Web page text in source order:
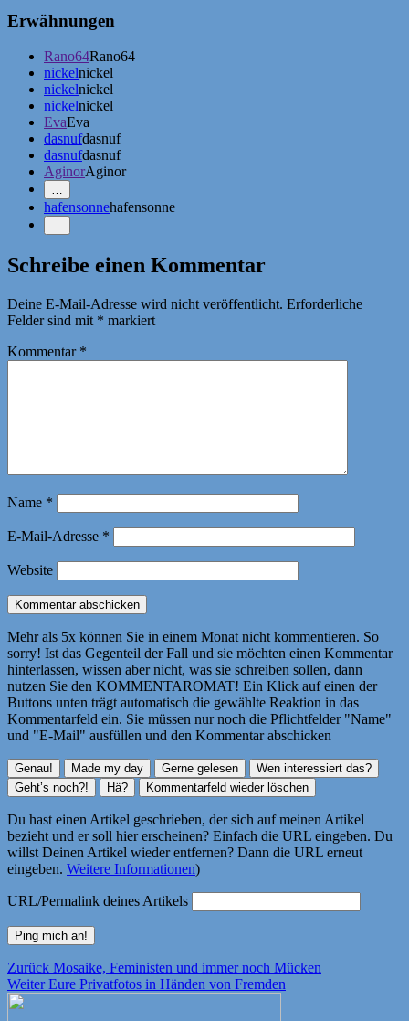
Erwähnungen
Rano64Rano64
nickelnickel
nickelnickel
nickelnickel
EvaEva
dasnufdasnuf
dasnufdasnuf
AginorAginor
Erwähnungen
zeigen
hafensonnehafensonne
Erwähnungen
Schreibe einen Kommentar
Deine E-Mail-Adresse wird nicht veröffentlicht. Erforderliche
Felder sind mit * markiert
Kommentar *
Name *
E-Mail-Adresse *
Website
Mehr als 5x können Sie in einem Monat nicht kommentieren. So
sorry! Ist das Gegenteil der Fall und sie möchten einen Kommentar
hinterlassen, wissen aber nicht, was sie schreiben sollen, dann
nutzen Sie den KOMMENTAROMAT! Ein Klick auf einen der
Buttons unten trägt automatisch die gewählte Reaktion in das
Kommentarfeld ein. Sie müssen nur noch die Pflichtfelder "Name"
und "E-Mail" ausfüllen und den Kommentar abschicken
Du hast einen Artikel geschrieben, der sich auf meinen Artikel
bezieht und er soll hier erscheinen? Einfach die URL eingeben. Du
willst Deinen Artikel wieder entfernen? Dann die URL erneut
eingeben. Weitere Informationen)
URL/Permalink deines Artikels
Beitragsnavigation
Zurück Vorheriger
Beitrag:
Mosaike, Feministen und immer noch Mücken
Weiter Nächster
Eure Privatfotos in Händen von Fremden